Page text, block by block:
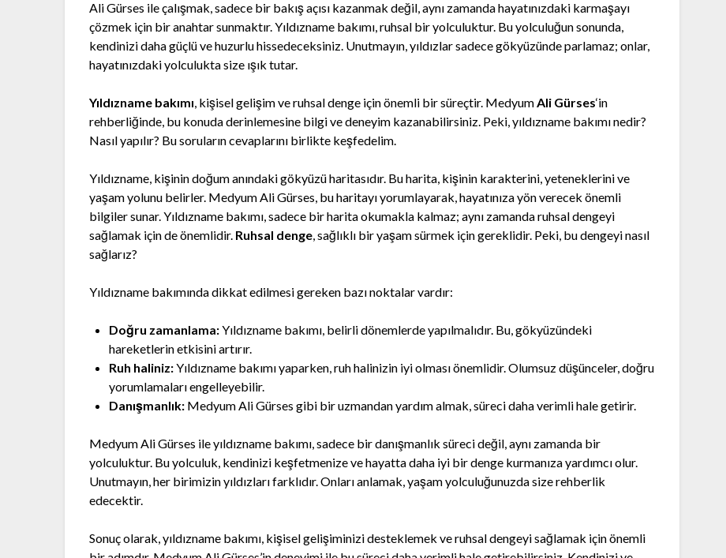
Ali Gürses ile çalışmak, sadece bir bakış açısı kazanmak değil, aynı zamanda hayatınızdaki karmaşayı
çözmek için bir anahtar sunmaktır. Yıldızname bakımı, ruhsal bir yolculuktur. Bu yolculuğun sonunda,
kendinizi daha güçlü ve huzurlu hissedeceksiniz. Unutmayın, yıldızlar sadece gökyüzünde parlamaz; onlar,
hayatınızdaki yolculukta size ışık tutar.
Yıldızname bakımı, kişisel gelişim ve ruhsal denge için önemli bir süreçtir. MedyumAli Gürses‘in
rehberliğinde, bu konuda derinlemesine bilgi ve deneyim kazanabilirsiniz. Peki, yıldızname bakımı nedir?
Nasıl yapılır? Bu soruların cevaplarını birlikte keşfedelim.
Yıldızname, kişinin doğum anındaki gökyüzü haritasıdır. Bu harita, kişinin karakterini, yeteneklerini ve
yaşam yolunu belirler. Medyum Ali Gürses, bu haritayı yorumlayarak, hayatınıza yön verecek önemli
bilgiler sunar. Yıldızname bakımı, sadece bir harita okumakla kalmaz; aynı zamanda ruhsal dengeyi
sağlamak için de önemlidir. Ruhsal denge, sağlıklı bir yaşam sürmek için gereklidir. Peki, bu dengeyi nasıl
sağlarız?
Yıldızname bakımında dikkat edilmesi gereken bazı noktalar vardır:
Doğru zamanlama:Yıldızname bakımı, belirli dönemlerde yapılmalıdır. Bu, gökyüzündeki
hareketlerin etkisini artırır.
Ruh haliniz:Yıldızname bakımı yaparken, ruh halinizin iyi olması önemlidir. Olumsuz düşünceler, doğru
yorumlamaları engelleyebilir.
Danışmanlık: Medyum Ali Gürses gibi bir uzmandan yardım almak, süreci daha verimli hale getirir.
Medyum Ali Gürses ile yıldızname bakımı, sadece bir danışmanlık süreci değil, aynı zamanda bir
yolculuktur. Bu yolculuk, kendinizi keşfetmenize ve hayatta daha iyi bir denge kurmanıza yardımcı olur.
Unutmayın, her birimizin yıldızları farklıdır. Onları anlamak, yaşam yolculuğunuzda size rehberlik
edecektir.
Sonuç olarak, yıldızname bakımı, kişisel gelişiminizi desteklemek ve ruhsal dengeyi sağlamak için önemli